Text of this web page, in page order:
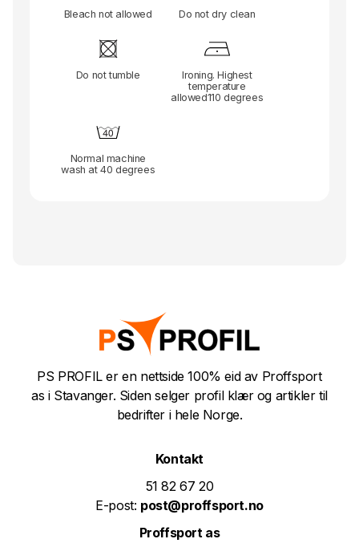
Bleach not allowed Do not dry clean
Do not tumble
Ironing. Highest
temperature
allowed110 degrees
Normal machine
wash at 40 degrees
PS PROFIL er en nettside 100% eid av Proffsport
as i Stavanger. Siden selger profil klær og artikler til
bedrifter i hele Norge.
Kontakt
51 82 67 20
E-post: post@proffsport.no
Proffsport as